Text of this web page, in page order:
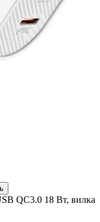
QC3.0 18 Вт, вилка